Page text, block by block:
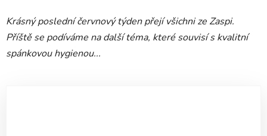
Krásný poslední červnový týden přejí všichni ze Zaspi.
Příště se podíváme na další téma, které souvisí s kvalitní
spánkovou hygienou...